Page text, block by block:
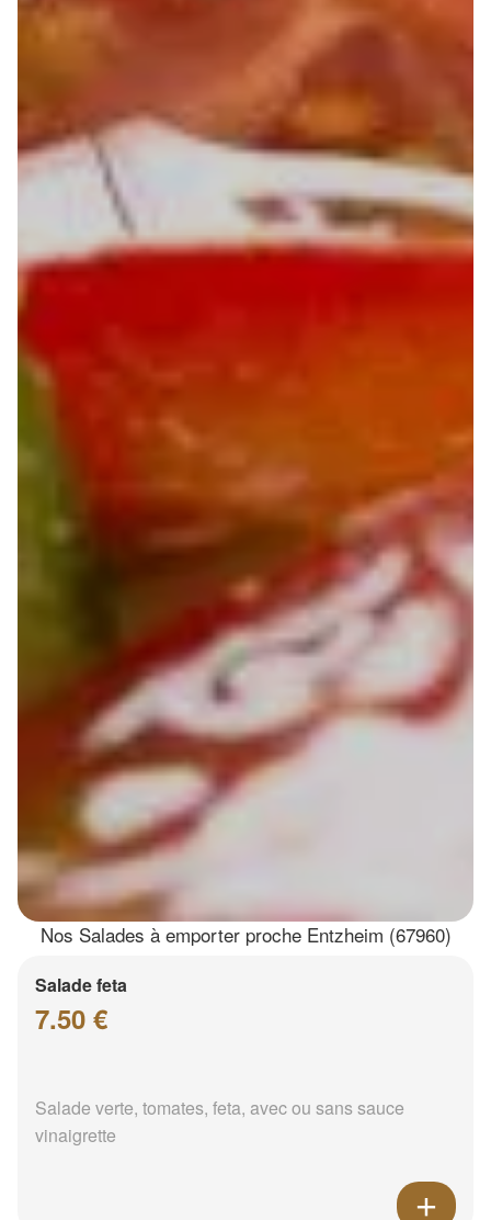
Nos Salades à emporter proche Entzheim (67960)
Salade feta
7.50 €
Salade verte, tomates, feta, avec ou sans sauce
vinaigrette